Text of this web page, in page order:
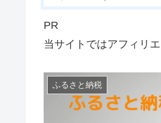
PR
当サイトではアフィリ
ふるさと納税